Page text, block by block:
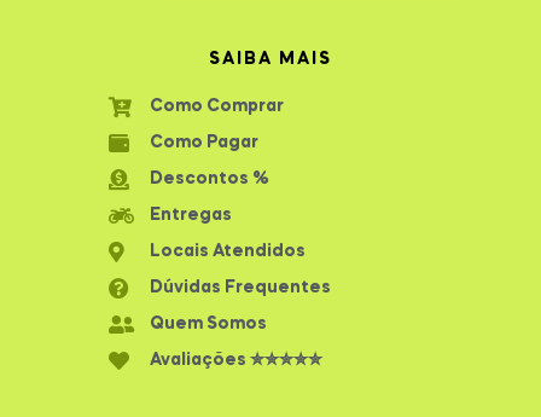
SAIBA MAIS
Como Comprar
Como Pagar
Descontos %
Entregas
Locais Atendidos
Dúvidas Frequentes
Quem Somos
Avaliações ✮✮✮✮✮